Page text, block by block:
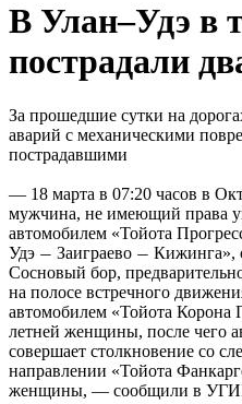
В Улан–Удэ в
пострадали
За прошедшие сутки на
аварий с механическими
пострадавшими
— 18 марта в 07:20 часов в
мужчина, не имеющий права
автомобилем «Тойота
Удэ — Заиграево — Кижинга»,
Сосновый бор,
на полосе встречного
автомобилем «Тойота
летней женщины, после чего
совершает столкновение со
направлении «Тойота
женщины, — сообщили в